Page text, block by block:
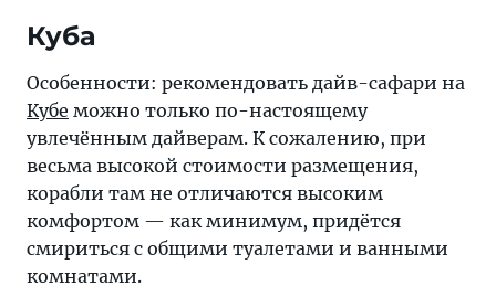
Куба
Особенности: рекомендовать дайв-сафари на
Кубе можно только по-настоящему
увлечённым дайверам. К сожалению, при
весьма высокой стоимости размещения,
корабли там не отличаются высоким
комфортом — как минимум, придётся
смириться с общими туалетами и ванными
комнатами.